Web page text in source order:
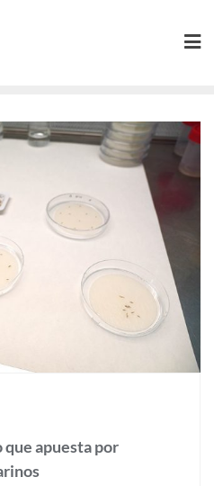
apuesta por